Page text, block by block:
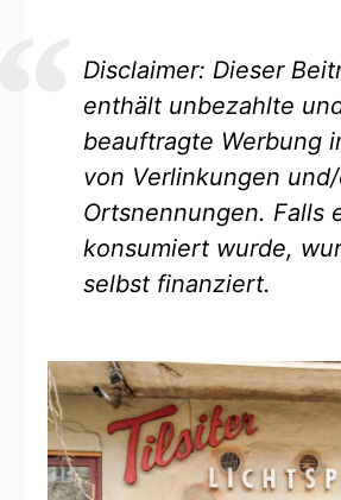
Disclaimer: Dieser
enthält unbezahlte
beauftragte Werbung
von Verlinkungen
Ortsnennungen. Falls
konsumiert wurde,
selbst finanziert.